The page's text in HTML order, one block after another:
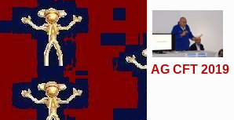
AG CFT 2019